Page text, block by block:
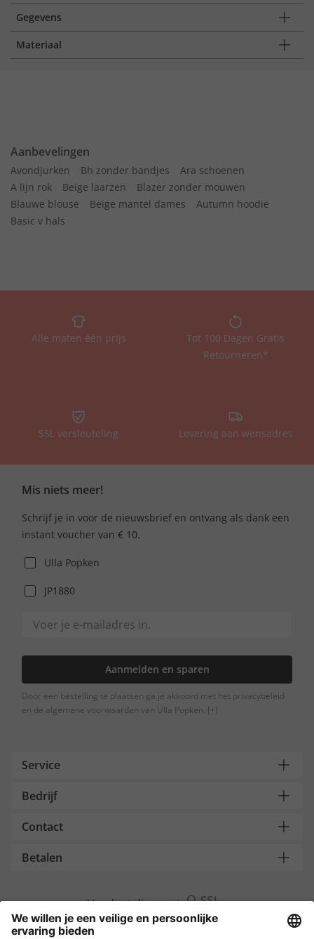
Gegevens
Materiaal
Aanbevelingen
Avondjurken Bh zonder bandjes
Ara schoenen
A lijn rok
Beige laarzen
Blazer zonder mouwen
Blauwe blouse
Beige mantel dames
Autumn hoodie
Basic v hals
Alle maten één prijs
Tot 100 Dagen Gratis
Retourneren*
SSL versleuteling Levering aan wensadres
Mis niets meer!
Schrijf je in voor de nieuwsbrief en ontvang als dank een
instant voucher van € 10.
Ulla Popken
JP1880
Aanmelden en sparen
Door een bestelling te plaatsen ga je akkoord met het privacybeleid
en de algemene voorwaarden van Ulla Popken. [+]
Service
Bedrijf
Contact
Betalen
Versleuteling met